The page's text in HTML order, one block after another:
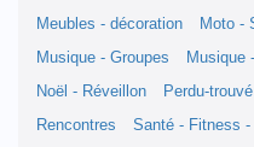
Meubles - décoration
Moto -
Musique - Groupes
Musique
Noël - Réveillon
Perdu-trouvé
Rencontres
Santé - Fitness -